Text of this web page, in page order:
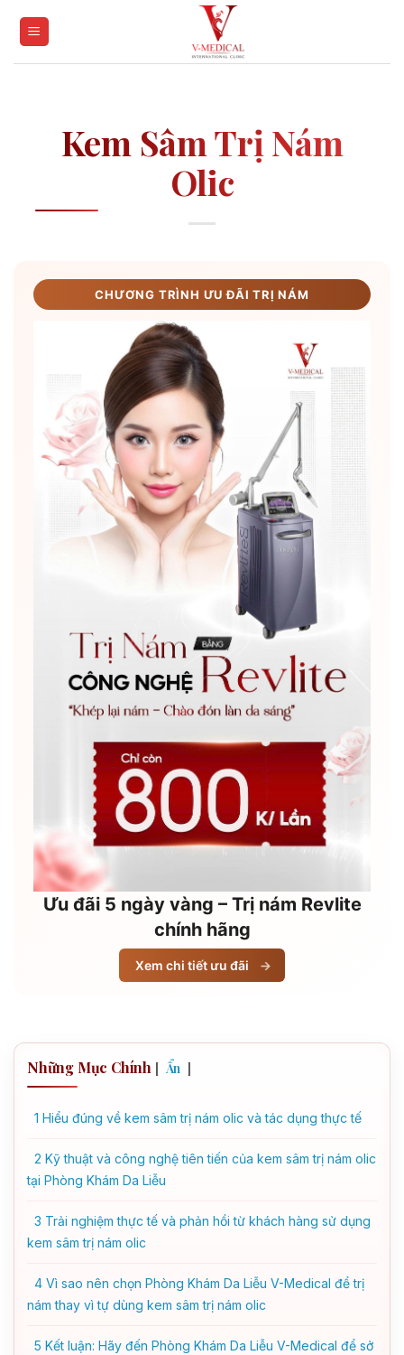
Kem Sâm Trị Nám
Olic
CHƯƠNG TRÌNH ƯU ĐÃI TRỊ NÁM
Ưu đãi 5 ngày vàng – Trị nám Revlite
chính hãng
Xem chi tiết ưu đãi →
Những Mục Chính [ Ẩn ]
1 Hiểu đúng về kem sâm trị nám olic và tác dụng thực tế
2 Kỹ thuật và công nghệ tiên tiến của kem sâm trị nám olic
tại Phòng Khám Da Liễu
3 Trải nghiệm thực tế và phản hồi từ khách hàng sử dụng
kem sâm trị nám olic
4 Vì sao nên chọn Phòng Khám Da Liễu V-Medical để trị
nám thay vì tự dùng kem sâm trị nám olic
5 Kết luận: Hãy đến Phòng Khám Da Liễu V-Medical để sở